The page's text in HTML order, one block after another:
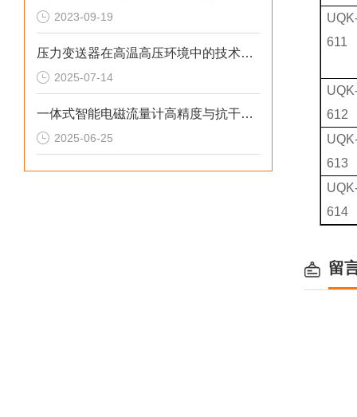
2023-09-19
压力变送器在高温高压环境中的技术挑战与应对策略
2025-07-14
一体式智能电磁流量计高精度与抗干扰能力的技术突破
2025-06-25
611
612
613
614
留